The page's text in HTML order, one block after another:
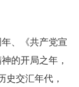
年、《共产党宣
的开局之年，
史交汇年代，